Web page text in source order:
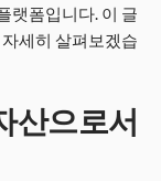
랫폼입니다. 이 글
세히 살펴보겠습
산으로서